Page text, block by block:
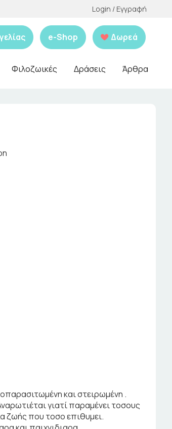
Login / Εγγραφή
e-Shop Δωρεά
Φιλοζωικές Δράσεις Άρθρα
και στειρωμένη .
γιατί παραμένει τοσους
ζωής που τοσο επιθυμει.